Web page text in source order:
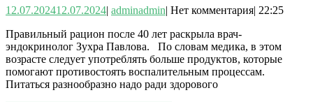
12.07.202412.07.2024| adminadmin| Нет комментария| 22:25
Правильный рацион после 40 лет раскрыла врач-
эндокринолог Зухра Павлова. По словам медика, в этом
возрасте следует употреблять больше продуктов, которые
помогают противостоять воспалительным процессам.
Питаться разнообразно надо ради здорового